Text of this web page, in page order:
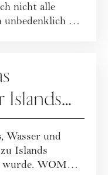
nicht alle
unbedenklich …
Islands
Wasser und
Islands
WOMAN